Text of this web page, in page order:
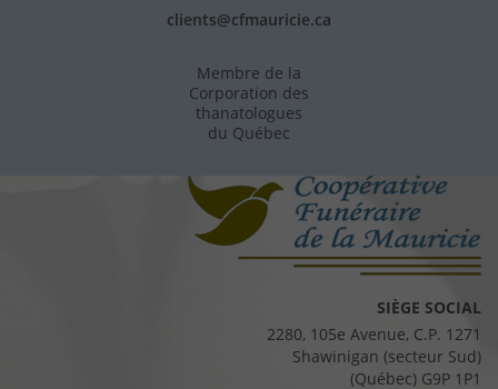
clients@cfmauricie.ca
Membre de la
Corporation des
thanatologues
du Québec
SIÈGE SOCIAL
2280, 105e Avenue, C.P. 1271
Shawinigan (secteur Sud)
(Québec) G9P 1P1